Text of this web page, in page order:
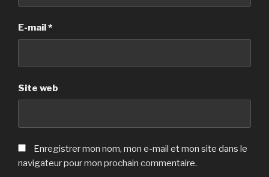
E-mail*
Site web
Enregistrer mon nom, mon e-mail et mon site dans le
navigateur pour mon prochain commentaire.